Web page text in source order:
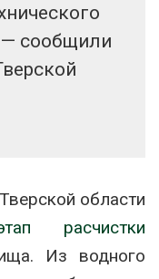
— сообщили
области
расчистки
Из водного